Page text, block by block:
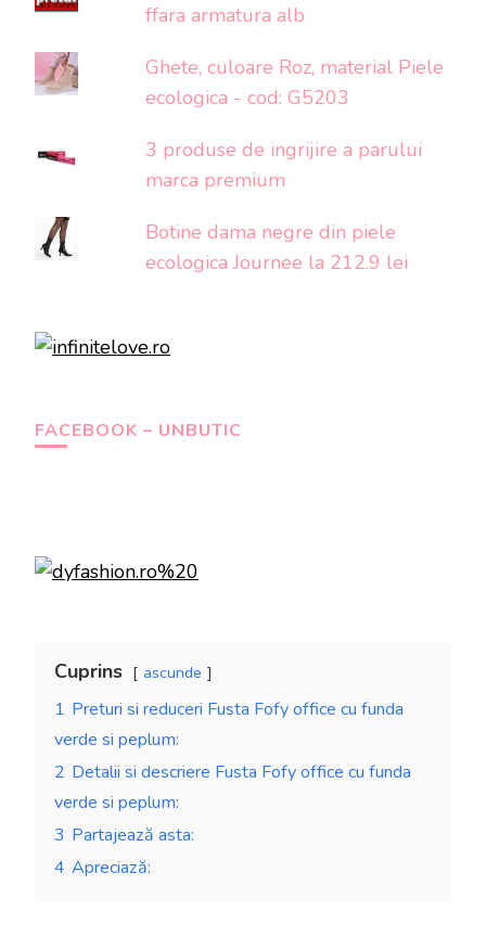
ffara armatura alb
Ghete, culoare Roz, material Piele
ecologica - cod: G5203
3 produse de ingrijire a parului
marca premium
Botine dama negre din piele
ecologica Journee la 212.9 lei
FACEBOOK – UNBUTIC
Cuprins ascunde
1 Preturi si reduceri Fusta Fofy office cu funda
verde si peplum:
2 Detalii si descriere Fusta Fofy office cu funda
verde si peplum:
3 Partajează asta:
4 Apreciază: